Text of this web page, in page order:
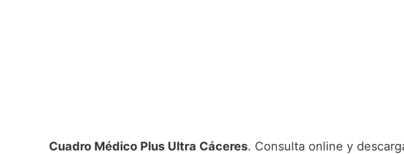
Cuadro Médico Plus Ultra Cáceres. Consulta online y